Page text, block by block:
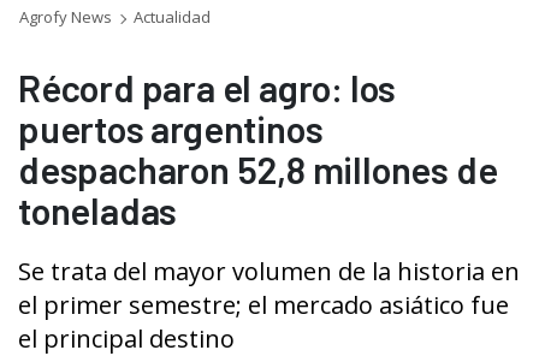
Agrofy News Actualidad
Récord para el agro: los
puertos argentinos
despacharon 52,8 millones de
toneladas
Se trata del mayor volumen de la historia en
el primer semestre; el mercado asiático fue
el principal destino